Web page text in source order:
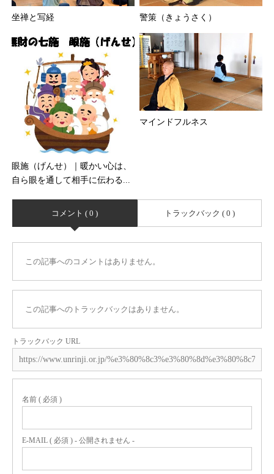
坐禅と写経 警策（きょうさく）
眼施（げんせ）｜暖かい心は、
自ら眼を通して相手に伝わる...
マインドフルネス
コメント ( 0 ) トラックバック ( 0 )
この記事へのコメントはありません。
この記事へのトラックバックはありません。
トラックバック URL
名前 ( 必須 )
E-MAIL ( 必須 ) - 公開されません -